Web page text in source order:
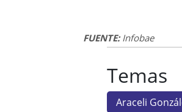
FUENTE:Infobae
Temas
Araceli